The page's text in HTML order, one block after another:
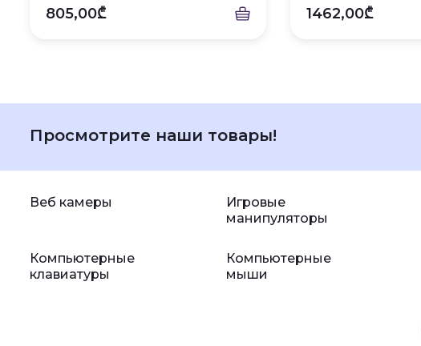
805,00₾ 1462,00₾
Просмотрите наши товары!
Веб камеры
Игровые
манипуляторы
Компьютерные
клавиатуры
Компьютерные
мыши